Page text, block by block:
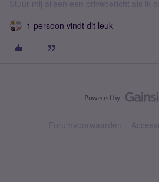
Stuur mij alleen een privébericht als ik
1 persoon vindt dit leuk
Forumvoorwaarden